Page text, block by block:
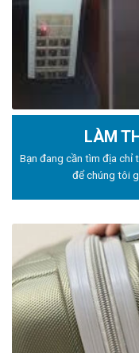
LÀM
Bạn đang cần tìm địa chỉ
để chúng tôi